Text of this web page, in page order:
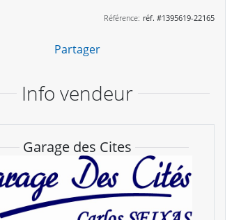
Référence: réf. #1395619-22165
Partager
Info vendeur
Garage des Cites